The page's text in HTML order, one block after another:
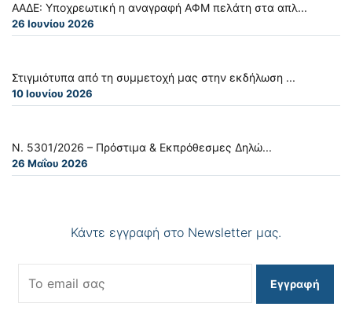
ΑΑΔΕ: Υποχρεωτική η αναγραφή ΑΦΜ πελάτη στα απλ...
26 Ιουνίου 2026
Στιγμιότυπα από τη συμμετοχή μας στην εκδήλωση ...
10 Ιουνίου 2026
Ν. 5301/2026 – Πρόστιμα & Εκπρόθεσμες Δηλώ...
26 Μαΐου 2026
Κάντε εγγραφή στο Newsletter μας.
Εγγραφή